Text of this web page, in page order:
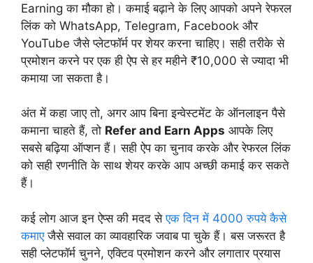
Earning का मौका हो। कमाई बढ़ाने के लिए आपको अपने रेफरल
लिंक को WhatsApp, Telegram, Facebook और
YouTube जैसे प्लेटफॉर्म पर शेयर करना चाहिए। सही तरीके से
प्रमोशन करने पर एक ही ऐप से हर महीने ₹10,000 से ज्यादा भी
कमाया जा सकता है।
अंत में कहा जाए तो, अगर आप बिना इन्वेस्टमेंट के ऑनलाइन पैसे
कमाना चाहते हैं, तो Refer and Earn Apps आपके लिए
सबसे बढ़िया ऑप्शन हैं। सही ऐप का चुनाव करके और रेफरल लिंक
को सही रणनीति के साथ शेयर करके आप अच्छी कमाई कर सकते
हैं।
कई लोग आज इन ऐप्स की मदद सेएक दिन में 4000 रुपये कैसे
कमाएजैसे सवाल का व्यावहारिक जवाब पा चुके हैं। बस जरूरत है
सही प्लेटफॉर्म चुनने, एक्टिव प्रमोशन करने और लगातार प्रयास